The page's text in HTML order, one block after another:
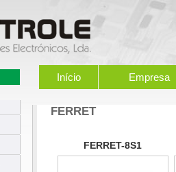
Início Empresa
FERRET
FERRET-8S1